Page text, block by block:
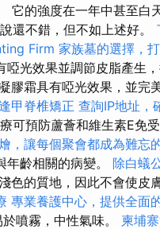
它的強度在一年中甚至白
還不錯，但不如上述好。
Firm 家族墓的選擇，
啞光效果並調節皮脂產生，
膠霜具有啞光效果，並完
甲脊椎矯正 查詢IP地址，
可預防蘆薈和維生素E免
，讓每個聚會都成為難忘
年齡相關的病變。 除白蟻
色的質地，因此不會使皮
專業養護中心，提供全面
噴霧，中性氣味。 柬埔